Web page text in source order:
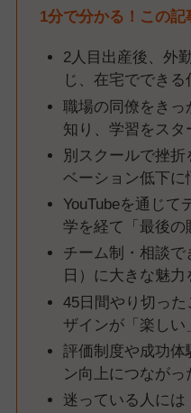
1分で分かる！この記
2人目出産後、外
じ、在宅ででき
職場の同僚をきっ
知り、学習をスタ
別スクールで挫
ベーション低下に
YouTubeを通じて
学を経て「最後の
チーム制・相談
日）に大きな魅力
45日間やり切っ
ザインが「楽しい
評価制度や成功体
ン向上につながっ
迷っている人に